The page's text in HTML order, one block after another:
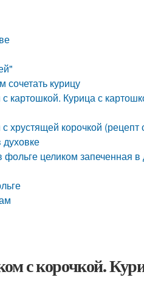
сочетать курицу
картошкой. Курица с
хрустящей корочкой (рецепт
целиком запеченная
с корочкой.